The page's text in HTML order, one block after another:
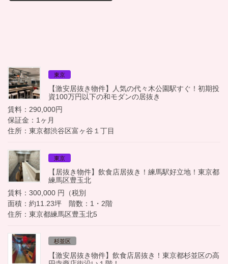
東京
【激安居抜き物件】人気の代々木公園駅すぐ！初期投
資100万円以下の和モダンの居抜き
賃料：290,000円
保証金：1ヶ月
住所：東京都渋谷区富ヶ谷１丁目
東京
【居抜き物件】飲食店居抜き！練馬駅好立地！東京都
練馬区豊玉北
賃料：300,000 円（税別
面積：約11.23坪 階数：1・2階
住所：東京都練馬区豊玉北5
杉並区
【激安居抜き物件】飲食店居抜き！東京都杉並区の高